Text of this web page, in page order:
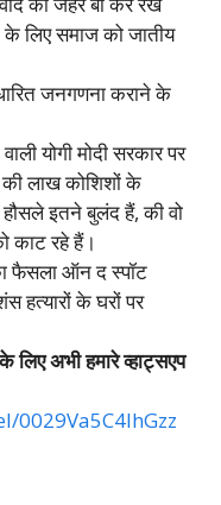
लिए समाज को जातीय
जनगणना कराने के
योगी मोदी सरकार पर
की लाख कोशिशों के
इतने बुलंद हैं, की वो
काट रहे हैं।
फैसला ऑन द स्पॉट
हत्यारों के घरों पर
अभी हमारे व्हाट्सएप
0029Va5C4IhGzz